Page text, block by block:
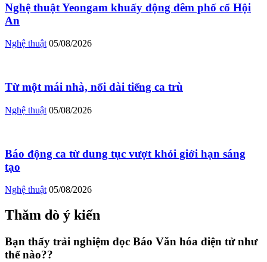
Nghệ thuật Yeongam khuấy động đêm phố cổ Hội
An
Nghệ thuật 05/08/2026
Từ một mái nhà, nối dài tiếng ca trù
Nghệ thuật 05/08/2026
Báo động ca từ dung tục vượt khỏi giới hạn sáng
tạo
Nghệ thuật 05/08/2026
Thăm dò ý kiến
Bạn thấy trải nghiệm đọc Báo Văn hóa điện tử như
thế nào??